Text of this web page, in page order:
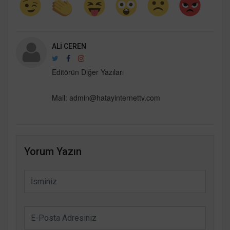
ALI CEREN
Editörün Diğer Yazıları
Mail: admin@hatayinternettv.com
Yorum Yazın